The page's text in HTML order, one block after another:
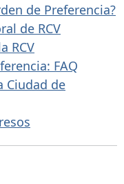
de Preferencia?
de RCV
RCV
FAQ
Ciudad de